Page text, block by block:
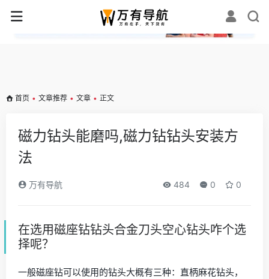
✕
首页 • 文章推荐 • 文章 • 正文
磁力钻头能磨吗,磁力钻钻头安装方
法
万有导航 484 0 0
在选用磁座钻钻头合金刀头空心钻头咋个选
择呢？
一般磁座钻可以使用的钻头大概有三种：直柄麻花钻头，